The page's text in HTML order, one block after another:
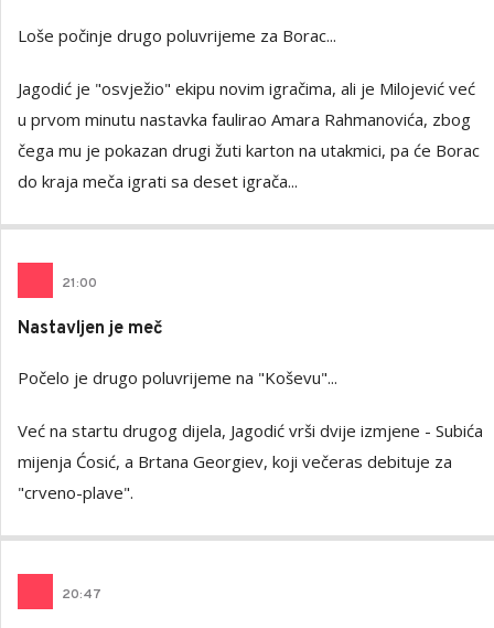
Loše počinje drugo poluvrijeme za Borac...
Jagodić je "osvježio" ekipu novim igračima, ali je Milojević već
u prvom minutu nastavka faulirao Amara Rahmanovića, zbog
čega mu je pokazan drugi žuti karton na utakmici, pa će Borac
do kraja meča igrati sa deset igrača...
21:00
Nastavljen je meč
Počelo je drugo poluvrijeme na "Koševu"...
Već na startu drugog dijela, Jagodić vrši dvije izmjene - Subića
mijenja Ćosić, a Brtana Georgiev, koji večeras debituje za
"crveno-plave".
20:47